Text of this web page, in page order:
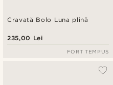
Cravată Bolo Luna plină
235,00 Lei
FORT TEMPUS